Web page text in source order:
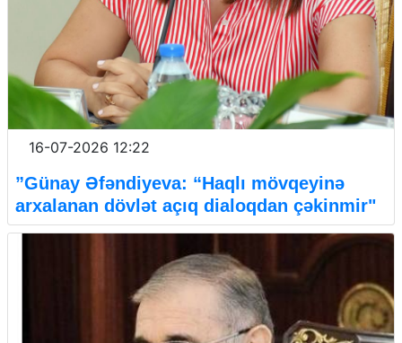
16-07-2026 12:22
”Günay Əfəndiyeva: “Haqlı mövqeyinə
arxalanan dövlət açıq dialoqdan çəkinmir"